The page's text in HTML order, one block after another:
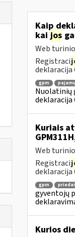
Kaip
kai jos
Web
Registraci
deklaracija
gpm
Nuolatinių
deklaracija
Kuriais
Web
Registraci
deklaracija
gpm priedai
gyventojų
Kurios